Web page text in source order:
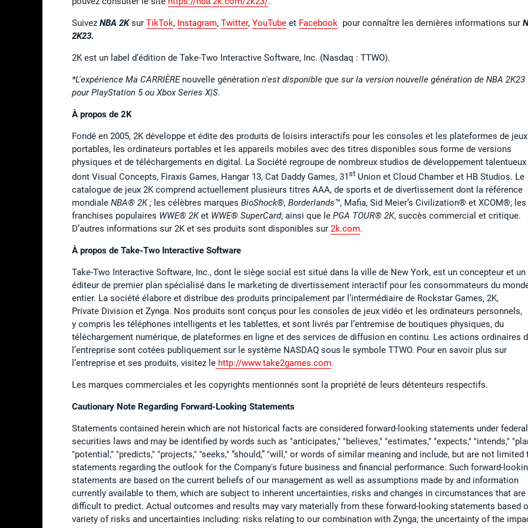
Suivez NBA 2K sur TikTok, Instagram, Twitter, YouTube et Facebook pour connaître les dernières informations sur
2K23.
2K est un label d’édition de Take-Two Interactive Software, Inc. (Nasdaq : TTWO).
*L'expérience Ma CARRIÈREnouvelle génération n'est disponible que sur la version nouvelle génération de NBA 2K23
pour PlayStation 5 ou Xbox Series X|S.
À propos de 2K
Fondé en 2005, 2K développe et édite des produits de loisirs interactifs pour les consoles et les plateformes de jeux
portables, les ordinateurs portables et les appareils mobiles avec des titres disponibles sous forme de versions
physiques et de téléchargements en digital. La Société regroupe de nombreux studios de développement talentueux
dont Visual Concepts, Firaxis Games, Hangar 13, Cat Daddy Games, 31st Union et Cloud Chamber et HB Studios. Le
catalogue de jeux 2K comprend actuellement plusieurs titres AAA, de sports et de divertissement dont la référence
mondiale NBA® 2K ; les célèbres marques BioShock®, Borderlands™, Mafia, Sid Meier’s Civilization® et XCOM®; les
franchises populaires WWE® 2Ket WWE® SuperCard; ainsi que le PGA TOUR® 2K, succès commercial et critique.
D’autres informations sur 2K et ses produits sont disponibles sur 2k.com.
À propos de Take-Two Interactive Software
Take-Two Interactive Software, Inc., dont le siège social est situé dans la ville de New York, est un concepteur et un
éditeur de premier plan spécialisé dans le marketing de divertissement interactif pour les consommateurs du
entier. La société élabore et distribue des produits principalement par l’intermédiaire de Rockstar Games, 2K,
Private Division et Zynga. Nos produits sont conçus pour les consoles de jeux vidéo et les ordinateurs personnels,
y compris les téléphones intelligents et les tablettes, et sont livrés par l’entremise de boutiques physiques, du
téléchargement numérique, de plateformes en ligne et des services de diffusion en continu. Les actions ordinaires
l’entreprise sont cotées publiquement sur le système NASDAQ sous le symbole TTWO. Pour en savoir plus sur
l’entreprise et ses produits, visitez le http://www.take2games.com.
Les marques commerciales et les copyrights mentionnés sont la propriété de leurs détenteurs respectifs.
Cautionary Note Regarding Forward-Looking Statements
Statements contained herein which are not historical facts are considered forward-looking statements under federal
securities laws and may be identified by words such as "anticipates," "believes," "estimates," "expects," "intends,"
"potential," "predicts," "projects," "seeks," “should,” "will," or words of similar meaning and include, but are not limited
statements regarding the outlook for the Company's future business and financial performance. Such forward-
statements are based on the current beliefs of our management as well as assumptions made by and information
currently available to them, which are subject to inherent uncertainties, risks and changes in circumstances that are
difficult to predict. Actual outcomes and results may vary materially from these forward-looking statements based
variety of risks and uncertainties including: risks relating to our combination with Zynga; the uncertainty of the